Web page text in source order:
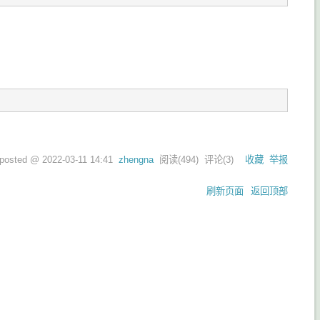
posted @ 2022-03-11 14:41 zhengna阅读(494) 评论(3) 收藏 举报
刷新页面 返回顶部